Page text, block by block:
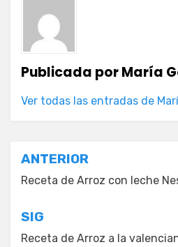
Publicada porMaría
Ver todas las entradas de
Navegación
de
entradas
ANTERIOR
Receta de Arroz con leche
SIG
Receta de Arroz a la